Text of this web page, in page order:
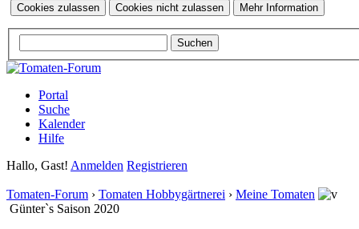
Portal
Suche
Kalender
Hilfe
Hallo, Gast! Anmelden Registrieren
Tomaten-Forum › Tomaten Hobbygärtnerei › Meine Tomaten
Günter`s Saison 2020